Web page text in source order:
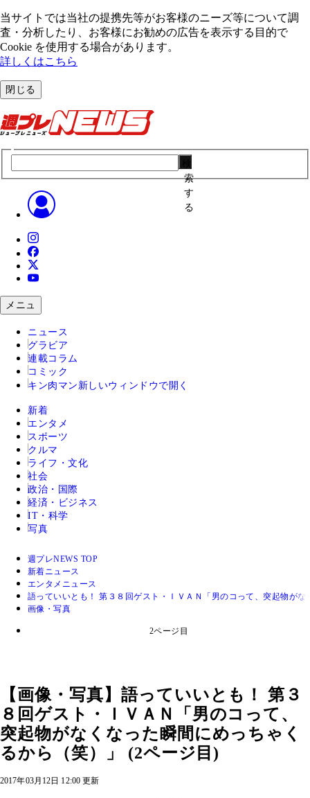
当サイトでは当社の提携先等がお客様のニーズ等について調
査・分析したり、お客様にお勧めの広告を表⽰する⽬的で
Cookie を使⽤する場合があります。
詳しくはこちら
閉じる
索
す
る
メニュ
ニュース
グラビア
連載コラム
コミック
キン肉マン 新しいウィンドウで開く
新着
エンタメ
スポーツ
クルマ
ライフ・文化
社会
政治・国際
経済・ビジネス
IT・科学
写真
週プレNEWS TOP
新着ニュース
エンタメニュース
語っていいとも！ 第３８回ゲスト・ＩＶＡＮ「男のコって、突起物が
画像・写真
2ページ目
【画像・写真】語っていいとも！ 第３
８回ゲスト・ＩＶＡＮ「男のコって、
突起物がなくなった瞬間にめっちゃく
るから（笑）」 (2ページ目)
2017年03月12日 12:00 更新